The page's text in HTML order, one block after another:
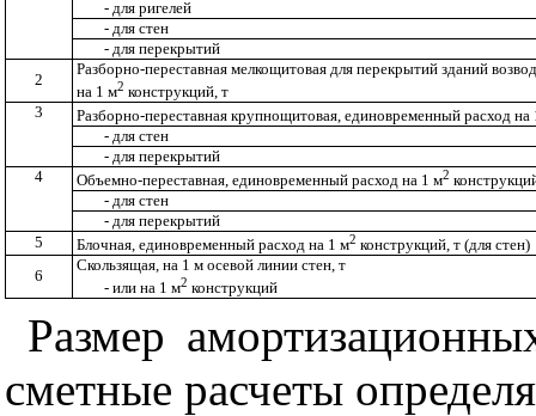
- для ригелей
- для стен
- для перекрытий
2
Разборно-переставная мелкощитовая для перекрытий зданий
на 1 м2 конструкций, т
3
Разборно-переставная крупнощитовая, единовременный расход на
- для стен
- для перекрытий
4
Объемно-переставная, единовременный расход на 1 м2
- для стен
- для перекрытий
5
Блочная, единовременный расход на 1 м2 конструкций, т (для стен)
6
Скользящая, на 1 м осевой линии стен, т
- или на 1 м2 конструкций
Размер
сметные расчеты